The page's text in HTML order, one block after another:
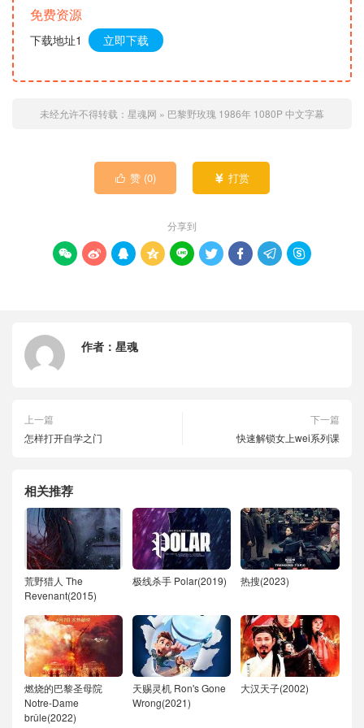
免费资源
下载地址1 立即下载
未经允许不得转载： 星魂网 » 巴黎野玫瑰 1986年 1080P 中文字幕
 赞 (0)  打赏
分享到
        
作者： 星魂
上一篇
怎样打开自学之门
下一篇
快速解锁女上wei系列课
相关推荐
荒野猎人 The
Revenant(2015)
极线杀手 Polar(2019) 热搜(2023)
燃烧的巴黎圣母院
Notre-Dame
brûle(2022)
天赐灵机 Ron's Gone
Wrong(2021)
大汉天子(2002)